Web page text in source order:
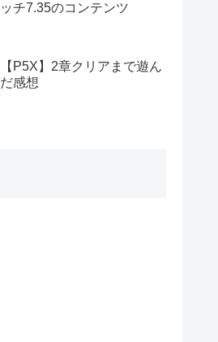
ッチ7.35のコンテンツ
【P5X】2章クリアまで遊ん
だ感想